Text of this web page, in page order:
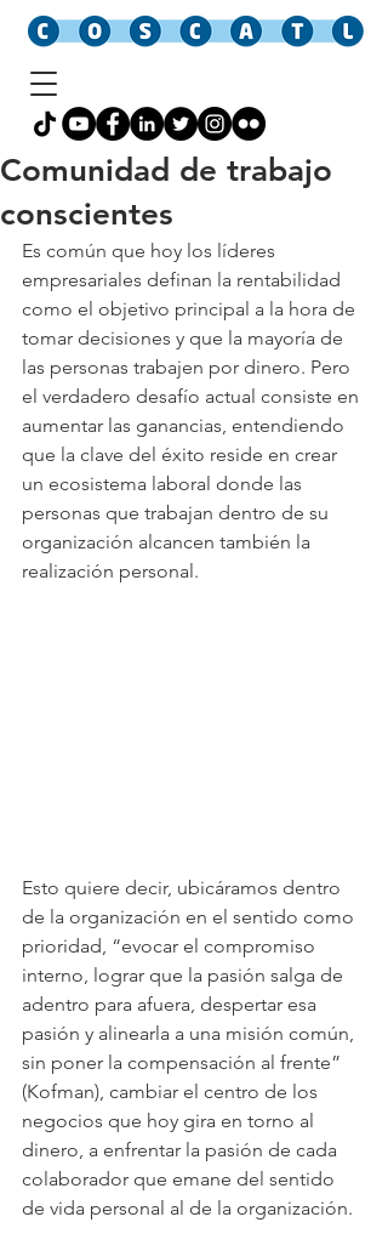
Comunidad de trabajo
conscientes
Es común que hoy los líderes
empresariales definan la rentabilidad
como el objetivo principal a la hora de
tomar decisiones y que la mayoría de
las personas trabajen por dinero. Pero
el verdadero desafío actual consiste en
aumentar las ganancias, entendiendo
que la clave del éxito reside en crear
un ecosistema laboral donde las
personas que trabajan dentro de su
organización alcancen también la
realización personal.
Esto quiere decir, ubicáramos dentro
de la organización en el sentido como
prioridad, “evocar el compromiso
interno, lograr que la pasión salga de
adentro para afuera, despertar esa
pasión y alinearla a una misión común,
sin poner la compensación al frente”
(Kofman), cambiar el centro de los
negocios que hoy gira en torno al
dinero, a enfrentar la pasión de cada
colaborador que emane del sentido
de vida personal al de la organización.